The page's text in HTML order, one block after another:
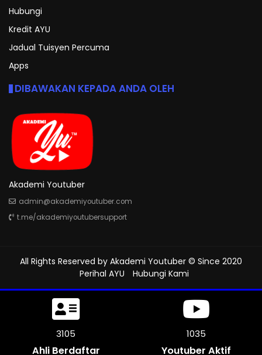
Hubungi
Kredit AYU
Jadual Tuisyen Percuma
Apps
DIBAWAKAN KEPADA ANDA OLEH
Akademi Youtuber
admin@akademiyoutuber.com
t.me/akademiyoutubersupport
All Rights Reserved by Akademi Youtuber © Since 2020
Perihal AYU
Hubungi Kami
3573
Ahli Berdaftar
1191
Youtuber Aktif